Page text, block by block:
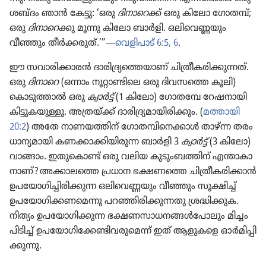
ശബ്ദം ഞാൻ കേട്ടു: ‘ഒരു ദിനാ​റെക്ക്‌ ഒരു കിലോ ഗോതമ്പ്‌;
ഒരു ദിനാ​റെക്കു മൂന്നു കിലോ ബാർളി. ഒലി​വെ​ണ്ണ​യും
വീഞ്ഞും തീർക്ക​രുത്‌.’”—വെളി​പാട്‌ 6:5, 6.
ഈ സവാരി​ക്കാ​രൻ ദാരി​ദ്ര്യ​ത്തെ​യാണ്‌ ചിത്രീ​ക​രി​ക്കു​ന്നത്‌.
ഒരു ദിനാറെ(ഒന്നാം നൂറ്റാ​ണ്ടി​ലെ ഒരു ദിവസത്തെ കൂലി)
കൊടു​ത്താൽ ഒരു ക്വാർട്ട്‌(1 കിലോ) ഗോതമ്പേ റേഷനാ​യി
കിട്ടു​ക​യു​ള്ളൂ. അത്രയ്‌ക്ക്‌ ദാരി​ദ്ര്യ​മാ​യി​രി​ക്കും. (മത്തായി
20:2) അതേ നാണയ​ത്തിന്‌ ഗോത​മ്പി​നെ​ക്കാൾ താഴ്‌ന്ന തരം
ധാന്യ​മാ​യി കണക്കാ​ക്കി​യി​രുന്ന ബാർളി 3 ക്വാർട്ട്‌(3 കിലോ)
വാങ്ങാം. ഇതു​കൊണ്ട്‌ ഒരു വലിയ കുടും​ബ​ത്തിന്‌ എന്താകാ​
നാണ്‌? അക്കാലത്തെ പ്രധാന ഭക്ഷണത്തെ ചിത്രീ​ക​രി​ക്കാൻ
ഉപയോ​ഗി​ച്ചി​രി​ക്കുന്ന ഒലി​വെ​ണ്ണ​യും വീഞ്ഞും സൂക്ഷിച്ച്‌
ഉപയോ​ഗി​ക്ക​ണ​മെന്നു പറഞ്ഞി​രി​ക്കു​ന്നതു ശ്രദ്ധി​ക്കുക.
നിത്യം ഉപയോ​ഗി​ക്കുന്ന ഭക്ഷണസാ​ധ​ന​ങ്ങൾപോ​ലും മിച്ചം
പിടിച്ച്‌ ഉപയോ​ഗി​ക്കേ​ണ്ടി​വ​രു​മെന്ന്‌ ഇത്‌ ആളുകളെ ഓർമി​പ്പി​
ക്കു​ന്നു.